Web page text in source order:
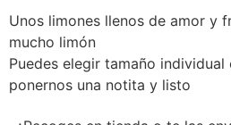
Unos limones llenos de amor y
mucho limón
Puedes elegir tamaño
ponernos una notita y listo